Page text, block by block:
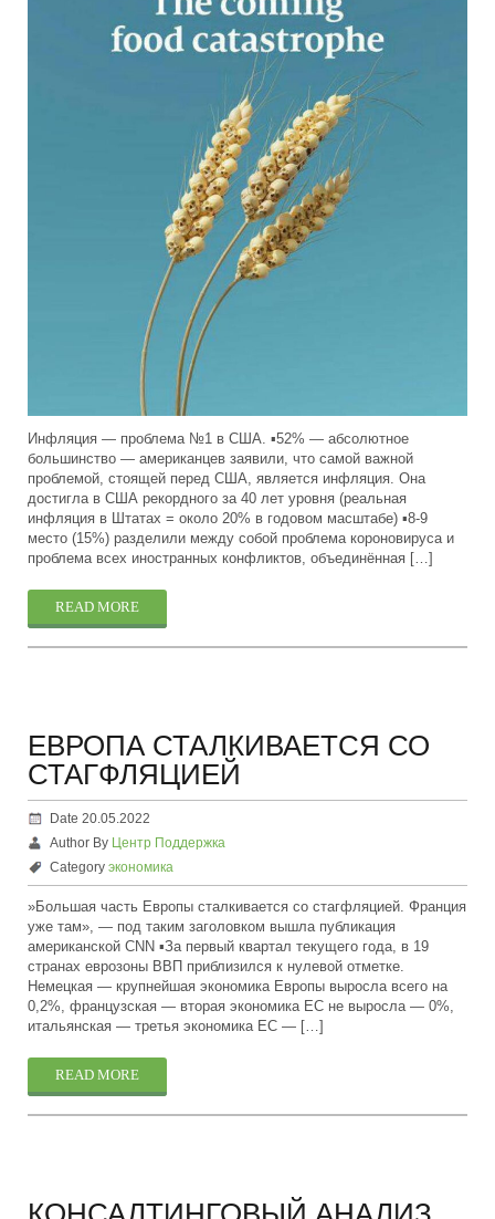
Инфляция — проблема №1 в США. ▪️52% — абсолютное
большинство — американцев заявили, что самой важной
проблемой, стоящей перед США, является инфляция. Она
достигла в США рекордного за 40 лет уровня (реальная
инфляция в Штатах = около 20% в годовом масштабе) ▪️8-9
место (15%) разделили между собой проблема короновируса и
проблема всех иностранных конфликтов, объединённая […]
READ MORE
ЕВРОПА СТАЛКИВАЕТСЯ СО
СТАГФЛЯЦИЕЙ
Date 20.05.2022
Author By Центр Поддержка
Category экономика
»Большая часть Европы сталкивается со стагфляцией. Франция
уже там», — под таким заголовком вышла публикация
американской CNN ▪️За первый квартал текущего года, в 19
странах еврозоны ВВП приблизился к нулевой отметке.
Немецкая — крупнейшая экономика Европы выросла всего на
0,2%, французская — вторая экономика ЕС не выросла — 0%,
итальянская — третья экономика ЕС — […]
READ MORE